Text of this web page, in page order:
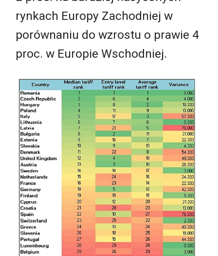
rynkach Europy Zachodniej w
porównaniu do wzrostu o prawie 4
proc. w Europie Wschodniej.